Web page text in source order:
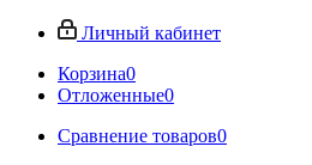
Личный кабинет
Корзина0
Отложенные0
Сравнение товаров0